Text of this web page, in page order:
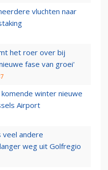
vluchten naar
het roer over bij
fase van groei'
winter nieuwe
Airport
veel andere
weg uit Golfregio